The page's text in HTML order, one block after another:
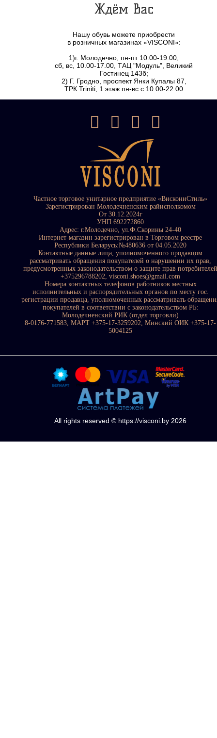
Ждём Вас
Нашу обувь можете приобрести
в розничных магазинах «VISCONI»:
1)г. Молодечно, пн-пт 10.00-19.00,
сб, вс, 10.00-17.00, ТАЦ "Модуль", Великий
Гостинец 143б;
2) Г. Гродно, проспект Янки Купалы 87,
ТРК Triniti, 1 этаж пн-вс с 10.00-22.00
Частное торговое унитарное предприятие «ВискониСтиль»
Зарегистрирован Молодечненским райисполкомом
От 30.12.2024г
УНП 692272860
Адрес: г.Молодечно, ул.Ф.Скорины 24-40
Интернет-магазин зарегистрирован в Торговом реестре
Республики Беларусь:№480636 от 04.05.2020
Контактные данные лица, уполномоченного продавцом
рассматривать обращения покупателей о нарушении их прав,
предусмотренных законодательством о защите прав потребителей
+375296788202, visconi.shoes@gmail.com
Номера контактных телефонов работников местных
исполнительных и распорядительных органов по месту гос.
регистрации продавца, уполномоченных рассматривать
покупателей в соответствии с законодательством РБ:
Молодечненский РИК (отдел торговли)
8-0176-771583, МАРТ +375-17-3259202, Минский ОИК +375-17-
5004125
All rights reserved © https://visconi.by 2026